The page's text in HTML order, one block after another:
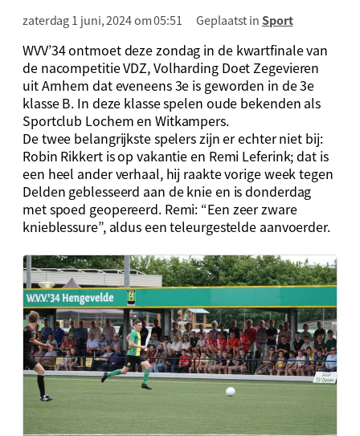
zaterdag 1 juni, 2024 om 05:51 Geplaatst inSport
WVV’34 ontmoet deze zondag in de kwartfinale van
de nacompetitie VDZ, Volharding Doet Zegevieren
uit Arnhem dat eveneens 3e is geworden in de 3e
klasse B. In deze klasse spelen oude bekenden als
Sportclub Lochem en Witkampers.
De twee belangrijkste spelers zijn er echter niet bij:
Robin Rikkert is op vakantie en Remi Leferink; dat is
een heel ander verhaal, hij raakte vorige week tegen
Delden geblesseerd aan de knie en is donderdag
met spoed geopereerd. Remi: “Een zeer zware
knieblessure”, aldus een teleurgestelde aanvoerder.